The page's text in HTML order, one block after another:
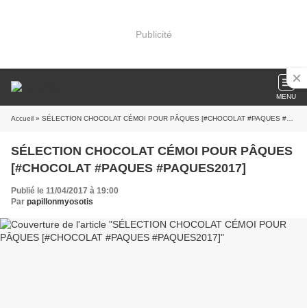
Publicité
MENU
Accueil » SÉLECTION CHOCOLAT CÉMOI POUR PÂQUES [#CHOCOLAT #PAQUES #PAQUES2017]
SÉLECTION CHOCOLAT CÉMOI POUR PÂQUES
[#CHOCOLAT #PAQUES #PAQUES2017]
Publié le 11/04/2017 à 19:00
Par papillonmyosotis